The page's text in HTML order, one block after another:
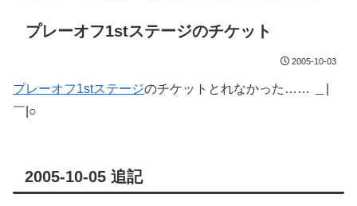
プレーオフ1stステージのチケット
2005-10-03
プレーオフ1stステージのチケットとれなかった…… ＿|
￣|○
2005-10-05 追記